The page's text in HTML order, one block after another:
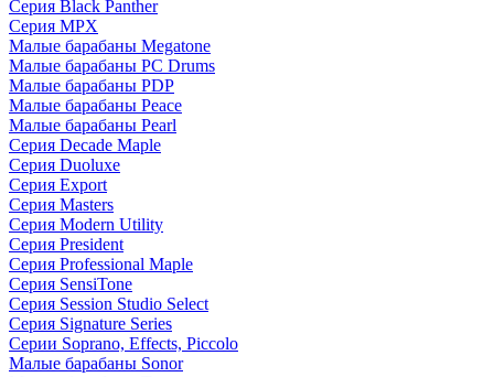
Серия Black Panther
Серия MPX
Малые барабаны Megatone
Малые барабаны PC Drums
Малые барабаны PDP
Малые барабаны Peace
Малые барабаны Pearl
Серия Decade Maple
Серия Duoluxe
Серия Export
Серия Masters
Серия Modern Utility
Серия President
Серия Professional Maple
Серия SensiTone
Серия Session Studio Select
Серия Signature Series
Серии Soprano, Effects, Piccolo
Малые барабаны Sonor